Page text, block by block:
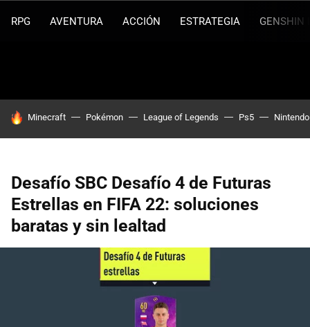
RPG AVENTURA ACCIÓN ESTRATEGIA GENSHIN
HOY SE HABLA DE
Minecraft Pokémon League of Legends Ps5
Desafío SBC Desafío 4 de Futuras
Estrellas en FIFA 22: soluciones
baratas y sin lealtad